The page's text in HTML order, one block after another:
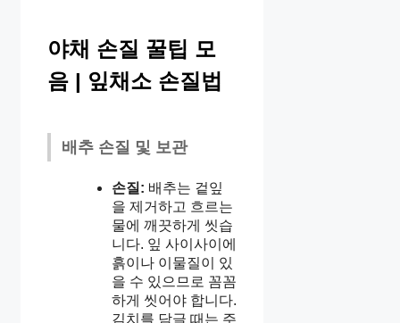
야채 손질 꿀팁 모
음 | 잎채소 손질법
배추 손질 및 보관
손질: 배추는 겉잎
을 제거하고 흐르는
물에 깨끗하게 씻습
니다. 잎 사이사이에
흙이나 이물질이 있
을 수 있으므로 꼼꼼
하게 씻어야 합니다.
김치를 담글 때는 주